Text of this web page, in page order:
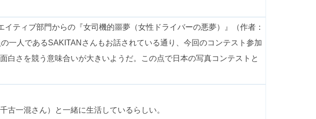
ティブ部門からの『女司機的噩夢（女性ドライバーの悪夢）』（作者：
一人であるSAKITANさんもお話されている通り、今回のコンテスト参加
さを競う意味合いが大きいようだ。この点で日本の写真コンテストと
古一混さん）と一緒に生活しているらしい。